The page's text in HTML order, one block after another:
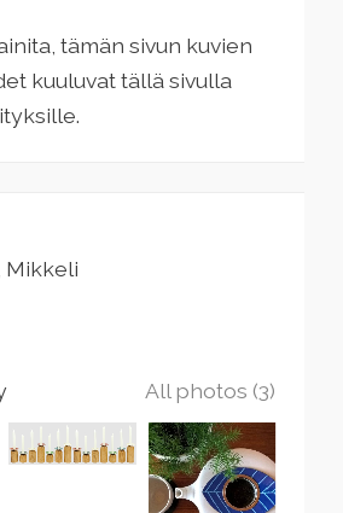
tämän sivun kuvien
kuuluvat tällä sivulla
Mikkeli
All photos (3)